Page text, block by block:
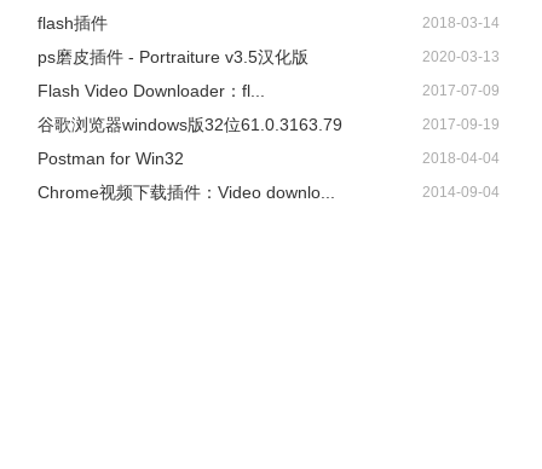
flash插件 2018-03-14
ps磨皮插件 - Portraiture v3.5汉化版 2020-03-13
Flash Video Downloader：fl... 2017-07-09
谷歌浏览器windows版32位61.0.3163.79 2017-09-19
Postman for Win32 2018-04-04
Chrome视频下载插件：Video downlo... 2014-09-04